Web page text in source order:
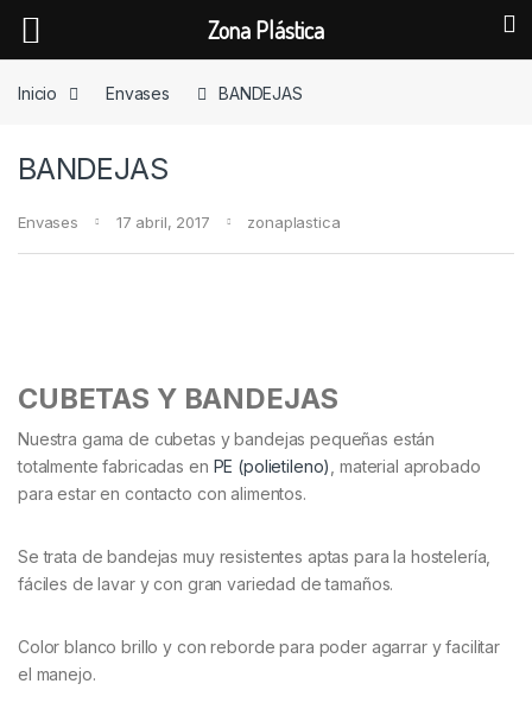
Inicio
Envases BANDEJAS
BANDEJAS
Envases 17 abril, 2017 zonaplastica
CUBETAS Y BANDEJAS
Nuestra gama de cubetas y bandejas pequeñas están
totalmente fabricadas en PE (polietileno) , material aprobado
para estar en contacto con alimentos.
Se trata de bandejas muy resistentes aptas para la hostelería,
fáciles de lavar y con gran variedad de tamaños.
Color blanco brillo y con reborde para poder agarrar y facilitar
el manejo.
Zona Plástica